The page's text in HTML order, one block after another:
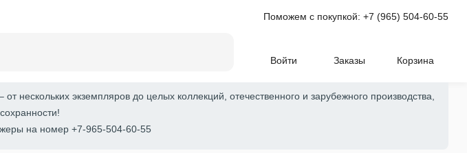
Поможем с покупкой:+7 (965) 504-60-55
Войти Заказы Корзина
экземпляров до целых коллекций, отечественного и зарубежного производства,
на номер +7-965-504-60-55